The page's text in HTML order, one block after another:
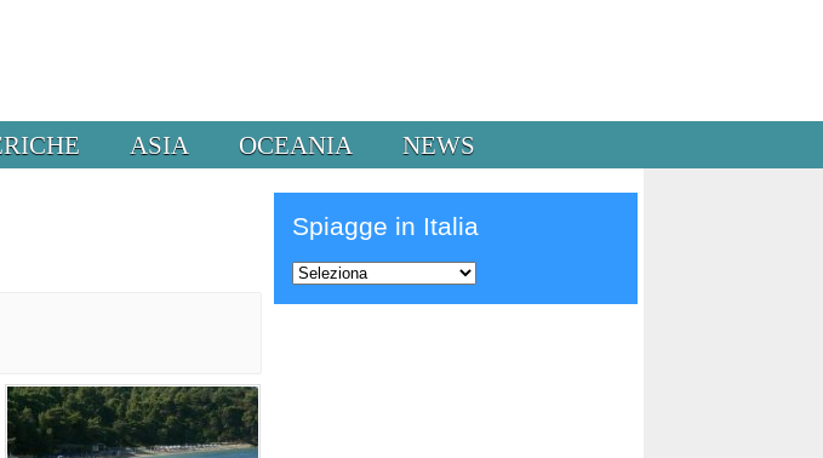
ASIA OCEANIA NEWS
Spiagge in Italia